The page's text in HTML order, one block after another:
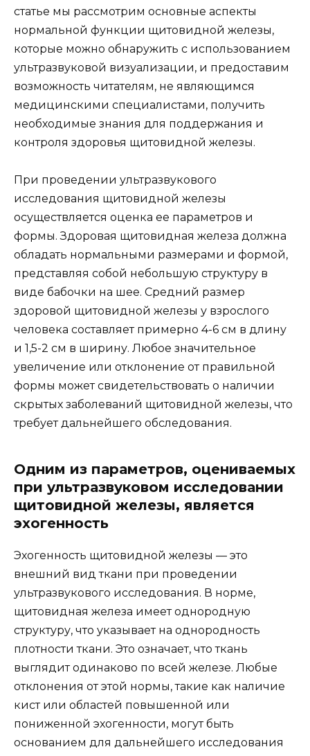
статье мы рассмотрим основные аспекты
нормальной функции щитовидной железы,
которые можно обнаружить с использованием
ультразвуковой визуализации, и предоставим
возможность читателям, не являющимся
медицинскими специалистами, получить
необходимые знания для поддержания и
контроля здоровья щитовидной железы.
При проведении ультразвукового
исследования щитовидной железы
осуществляется оценка ее параметров и
формы. Здоровая щитовидная железа должна
обладать нормальными размерами и формой,
представляя собой небольшую структуру в
виде бабочки на шее. Средний размер
здоровой щитовидной железы у взрослого
человека составляет примерно 4-6 см в длину
и 1,5-2 см в ширину. Любое значительное
увеличение или отклонение от правильной
формы может свидетельствовать о наличии
скрытых заболеваний щитовидной железы, что
требует дальнейшего обследования.
Одним из параметров, оцениваемых
при ультразвуковом исследовании
щитовидной железы, является
эхогенность
Эхогенность щитовидной железы — это
внешний вид ткани при проведении
ультразвукового исследования. В норме,
щитовидная железа имеет однородную
структуру, что указывает на однородность
плотности ткани. Это означает, что ткань
выглядит одинаково по всей железе. Любые
отклонения от этой нормы, такие как наличие
кист или областей повышенной или
пониженной эхогенности, могут быть
основанием для дальнейшего исследования